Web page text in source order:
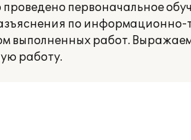
первоначальное
по
выполненных работ.
работу.